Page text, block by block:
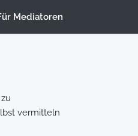
Mediatoren
vermitteln